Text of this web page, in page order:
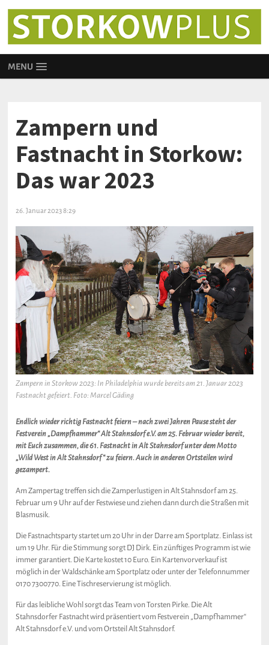
MENU
Zampern und
Fastnacht in Storkow:
Das war 2023
26. Januar 2023 8:29
Zampern in Storkow 2023: In Philadelphia wurde bereits am 21. Januar 2023
Fastnacht gefeiert. Foto: Marcel Gäding
Endlich wieder richtig Fastnacht feiern – nach zwei Jahren Pause steht der
Festverein „Dampfhammer“ Alt Stahnsdorf e.V. am 25. Februar wieder bereit,
mit Euch zusammen, die 61. Fastnacht in Alt Stahnsdorf unter dem Motto
„Wild West in Alt Stahnsdorf“ zu feiern. Auch in anderen Ortsteilen wird
gezampert.
Am Zampertag treffen sich die Zamperlustigen in Alt Stahnsdorf am 25.
Februar um 9 Uhr auf der Festwiese und ziehen dann durch die Straßen mit
Blasmusik.
Die Fastnachtsparty startet um 20 Uhr in der Darre am Sportplatz. Einlass ist
um 19 Uhr. Für die Stimmung sorgt DJ Dirk. Ein zünftiges Programm ist wie
immer garantiert. Die Karte kostet 10 Euro. Ein Kartenvorverkauf ist
möglich in der Waldschänke am Sportplatz oder unter der Telefonnummer
0170 7300770. Eine Tischreservierung ist möglich.
Für das leibliche Wohl sorgt das Team von Torsten Pirke. Die Alt
Stahnsdorfer Fastnacht wird präsentiert vom Festverein „Dampfhammer“
Alt Stahnsdorf e.V. und vom Ortsteil Alt Stahnsdorf.